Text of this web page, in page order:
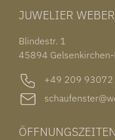
OHRSCHMUCK
OUT OF COLLECTION
ROLEX SUBMARINER
GARMIN VENU 3S
JUWELIER WEBER
Blindestr. 1
45894
+49 209 93072
ÖFFNUNGSZEITEN